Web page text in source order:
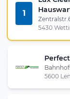
1
5430
5600